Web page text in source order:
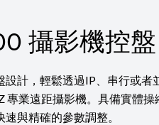
攝影機控盤
設計，輕鬆透過IP、串行或者
專業遠距攝影機。具備實體
與精確的參數調整。